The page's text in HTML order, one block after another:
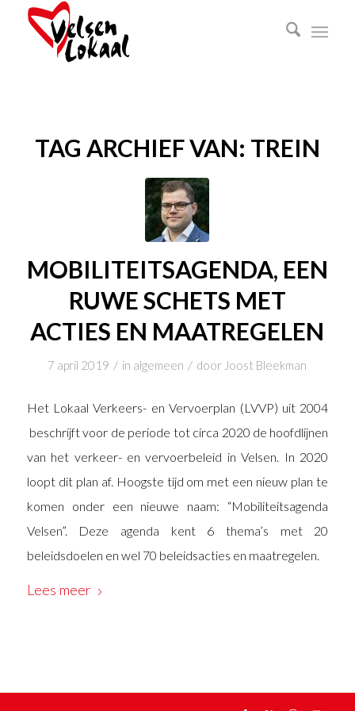
TAG ARCHIEF VAN: TREIN
MOBILITEITSAGENDA, EEN
RUWE SCHETS MET
ACTIES EN MAATREGELEN
7 april 2019 / in algemeen / door Joost Bleekman
Het Lokaal Verkeers- en Vervoerplan (LVVP) uit 2004
beschrijft voor de periode tot circa 2020 de hoofdlijnen
van het verkeer- en vervoerbeleid in Velsen. In 2020
loopt dit plan af. Hoogste tijd om met een nieuw plan te
komen onder een nieuwe naam: “Mobiliteitsagenda
Velsen”. Deze agenda kent 6 thema’s met 20
beleidsdoelen en wel 70 beleidsacties en maatregelen.
Lees meer